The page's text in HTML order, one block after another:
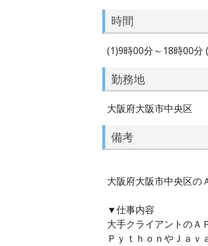
時間
(1)9時00分～18時00分
勤務地
大阪府大阪市中央区
備考
大阪府大阪市中央区の
▼仕事内容
大手クライアントのＡ
ＰｙｔｈｏｎやＪａ